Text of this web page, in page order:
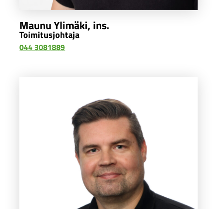
Maunu Ylimäki, ins.
Toimitusjohtaja
044 3081889